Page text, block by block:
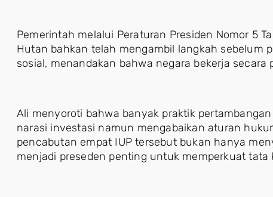
Pemerintah melalui Peraturan Presiden Nomor 5
Hutan bahkan telah mengambil langkah sebelum
sosial, menandakan bahwa negara bekerja secara
Ali menyoroti bahwa banyak praktik
narasi investasi namun mengabaikan aturan
pencabutan empat IUP tersebut bukan hanya
menjadi preseden penting untuk memperkuat